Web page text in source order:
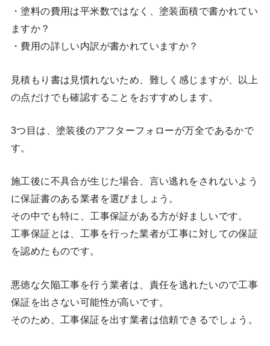
・塗料の費用は平米数ではなく、塗装面積で書かれてい
ますか？
・費用の詳しい内訳が書かれていますか？
見積もり書は見慣れないため、難しく感じますが、以上
の点だけでも確認することをおすすめします。
3つ目は、塗装後のアフターフォローが万全であるかで
す。
施工後に不具合が生じた場合、言い逃れをされないよう
に保証書のある業者を選びましょう。
その中でも特に、工事保証がある方が好ましいです。
工事保証とは、工事を行った業者が工事に対しての保証
を認めたものです。
悪徳な欠陥工事を行う業者は、責任を逃れたいので工事
保証を出さない可能性が高いです。
そのため、工事保証を出す業者は信頼できるでしょう。